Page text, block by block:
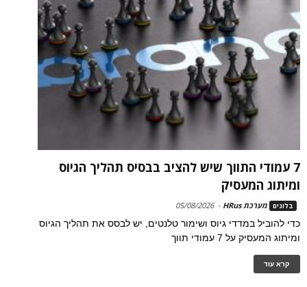
7 עמודי התווך שיש להציב בבסיס תהליך הגיוס
ומיתוג המעסיק
בלוגים מערכת HRus -
05/08/2026
כדי להוביל במדדי גיוס ושימור טלנטים, יש לבסס את תהליך הגיוס
ומיתוג המעסיק על 7 עמודי תווך
קרא עוד